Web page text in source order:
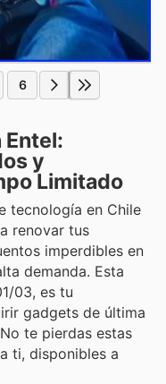
6
Entel:
y
Limitado
tecnología en Chile
renovar tus
imperdibles en
demanda. Esta
03, es tu
gadgets de última
te pierdas estas
ti, disponibles a